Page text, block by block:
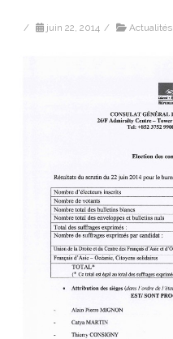
/ juin 22, 2014 / Actualités